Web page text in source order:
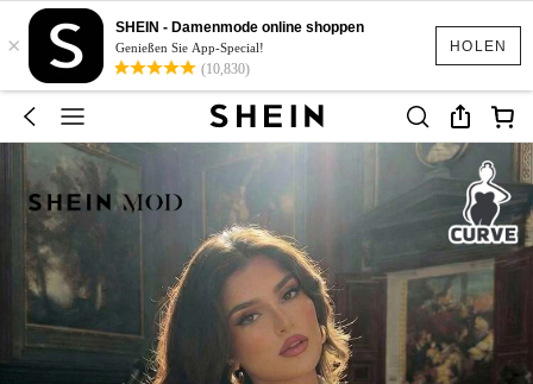
HOLEN
×
SHEIN - Damenmode online shoppen
Genießen Sie App-Special!
(10,830)